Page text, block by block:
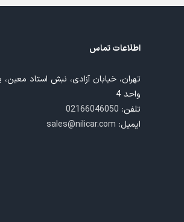
اطلاعات تماس
واحد 4
تلفن: 02166046050
ایمیل: sales@nilicar.com